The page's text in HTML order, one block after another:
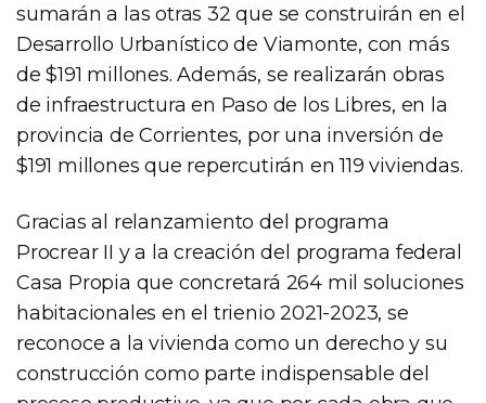
sumarán a las otras 32 que se construirán en el
Desarrollo Urbanístico de Viamonte, con más
de $191 millones. Además, se realizarán obras
de infraestructura en Paso de los Libres, en la
provincia de Corrientes, por una inversión de
$191 millones que repercutirán en 119 viviendas.
Gracias al relanzamiento del programa
Procrear II y a la creación del programa federal
Casa Propia que concretará 264 mil soluciones
habitacionales en el trienio 2021-2023, se
reconoce a la vivienda como un derecho y su
construcción como parte indispensable del